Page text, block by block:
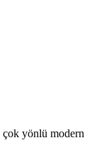
çok yönlü modern